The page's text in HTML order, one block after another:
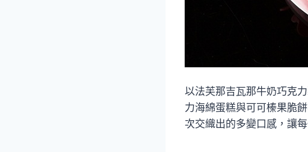
以法芙那吉瓦那牛奶巧克
力海綿蛋糕與可可榛果脆
次交織出的多變口感，讓